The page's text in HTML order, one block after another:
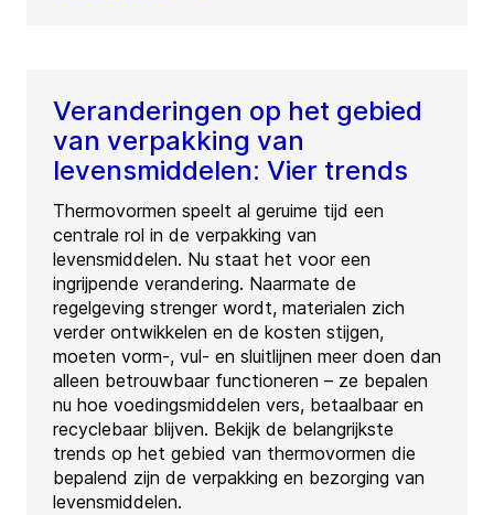
Veranderingen op het gebied
van verpakking van
levensmiddelen: Vier trends
Thermovormen speelt al geruime tijd een
centrale rol in de verpakking van
levensmiddelen. Nu staat het voor een
ingrijpende verandering. Naarmate de
regelgeving strenger wordt, materialen zich
verder ontwikkelen en de kosten stijgen,
moeten vorm-, vul- en sluitlijnen meer doen dan
alleen betrouwbaar functioneren – ze bepalen
nu hoe voedingsmiddelen vers, betaalbaar en
recyclebaar blijven. Bekijk de belangrijkste
trends op het gebied van thermovormen die
bepalend zijn de verpakking en bezorging van
levensmiddelen.